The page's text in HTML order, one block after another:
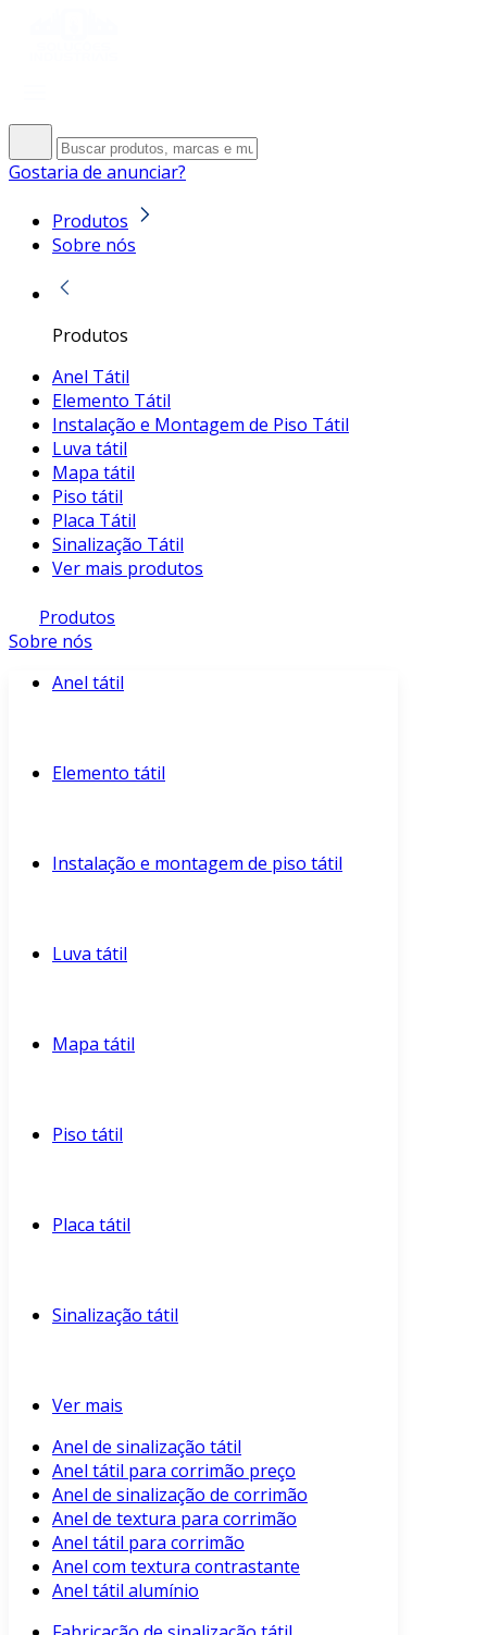
Gostaria de anunciar?
Produtos
Sobre nós
Produtos
Anel Tátil
Elemento Tátil
Instalação e Montagem de Piso Tátil
Luva tátil
Mapa tátil
Piso tátil
Placa Tátil
Sinalização Tátil
Ver mais produtos
Produtos
Sobre nós
Anel tátil
Elemento tátil
Instalação e montagem de piso tátil
Luva tátil
Mapa tátil
Piso tátil
Placa tátil
Sinalização tátil
Ver mais
Anel de sinalização tátil
Anel tátil para corrimão preço
Anel de sinalização de corrimão
Anel de textura para corrimão
Anel tátil para corrimão
Anel com textura contrastante
Anel tátil alumínio